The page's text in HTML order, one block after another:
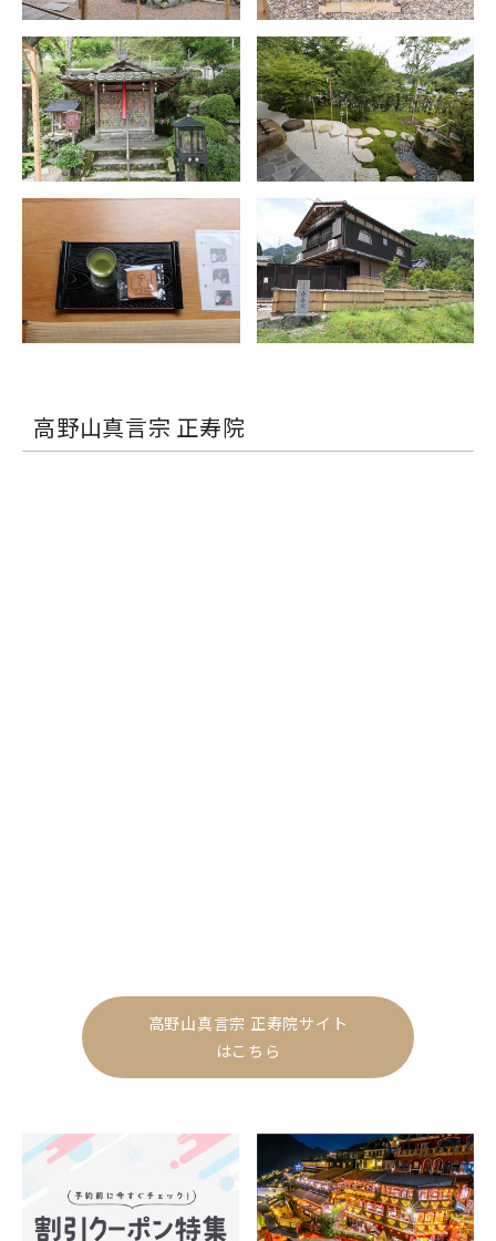
高野山真言宗 正寿院
高野山真言宗 正寿院サイト
はこちら